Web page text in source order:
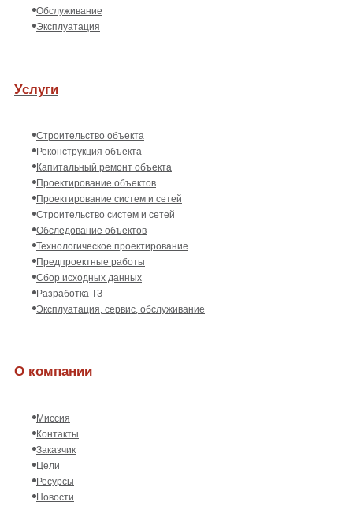
Обслуживание
Эксплуатация
Услуги
Строительство объекта
Реконструкция объекта
Капитальный ремонт объекта
Проектирование объектов
Проектирование систем и сетей
Строительство систем и сетей
Обследование объектов
Технологическое проектирование
Предпроектные работы
Сбор исходных данных
Разработка ТЗ
Эксплуатация, сервис, обслуживание
О компании
Миссия
Контакты
Заказчик
Цели
Ресурсы
Новости